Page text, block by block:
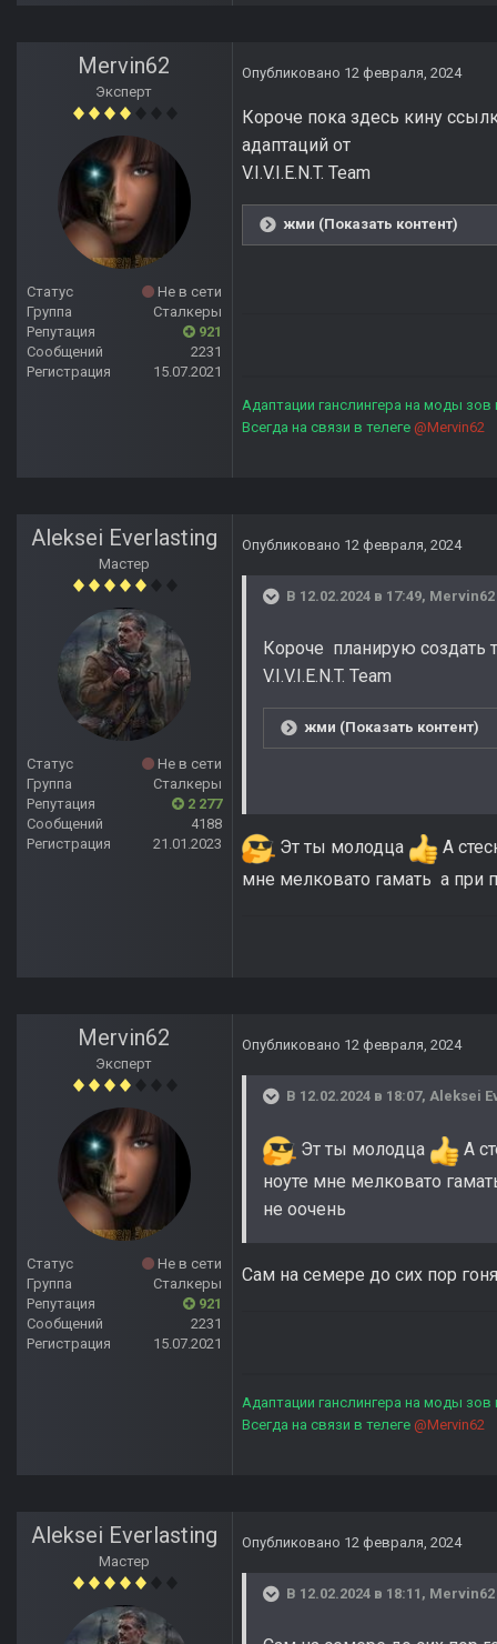
Mervin62
Эксперт
Статус
Не в сети
Группа
Сталкеры
Репутация
921
Сообщений
2231
Регистрация
15.07.2021
Опубликовано 12 февраля, 2024
Короче пока здесь кину
адаптаций от
V.I.V.I.E.N.T. Team
жми (Показать контент)
Адаптации ганслингера на моды зов
Всегда на связи в телеге @Mervin62
Aleksei Everlasting
Мастер
Статус
Не в сети
Группа
Сталкеры
Репутация
2 277
Сообщений
4188
Регистрация
21.01.2023
Опубликовано 12 февраля, 2024
В 12.02.2024 в 17:49, Mervin62
Короче планирую создать
V.I.V.I.E.N.T. Team
жми (Показать контент)
Эт ты молодца
А
мне мелковато гамать а при
Mervin62
Эксперт
Статус
Не в сети
Группа
Сталкеры
Репутация
921
Сообщений
2231
Регистрация
15.07.2021
Опубликовано 12 февраля, 2024
В 12.02.2024 в 18:07, Aleksei
Эт ты молодца
А
ноуте мне мелковато
не оочень
Сам на семере до сих пор
Адаптации ганслингера на моды зов
Всегда на связи в телеге @Mervin62
Aleksei Everlasting
Мастер
Опубликовано 12 февраля, 2024
В 12.02.2024 в 18:11, Mervin62